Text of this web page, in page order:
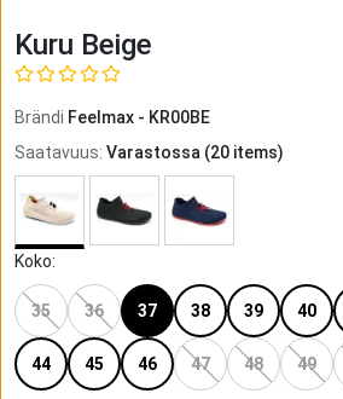
Kuru Beige
Brändi Feelmax - KR00BE
Saatavuus: Varastossa (20 items)
Koko:
35 36 37 38 39 40
44 45 46 47 48 49